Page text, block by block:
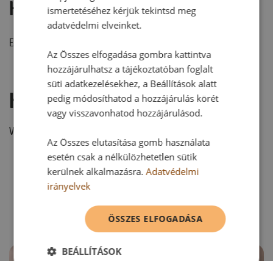
Hozzászólások
Ehhez a recepthez még nem érkezett hozzászólás.
Hozzászólás írása
Vélemény írásához, kérjük,
RECEPTAJÁNLÓ
ismertetéséhez kérjük tekintsd meg
adatvédelmi elveinket.
Az Összes elfogadása gombra kattintva
hozzájárulhatsz a tájékoztatóban foglalt
süti adatkezelésekhez, a Beállítások alatt
pedig módosíthatod a hozzájárulás körét
vagy visszavonhatod hozzájárulásod.
Az Összes elutasítása gomb használata
esetén csak a nélkülözhetetlen sütik
kerülnek alkalmazásra.Adatvédelmi
irányelvek
ÖSSZES ELFOGADÁSA
BEÁLLÍTÁSOK